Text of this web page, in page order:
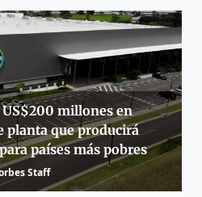
millones en
planta que producirá
países más pobres
Staff